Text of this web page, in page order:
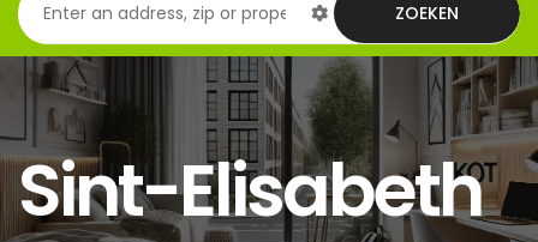
ZOEKEN
Sint-Elisabeth